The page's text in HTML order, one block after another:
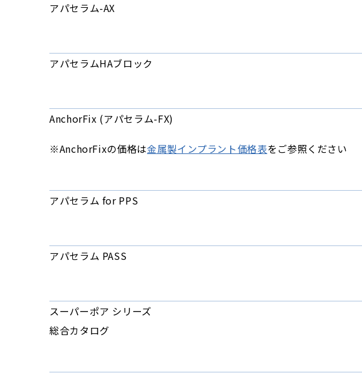
アパセラム-AX
アパセラムHAブロック
AnchorFix (アパセラム-FX)
※AnchorFixの価格は金属製インプラント価格表をご参照ください
アパセラム for PPS
アパセラム PASS
スーパーポア シリーズ
総合カタログ